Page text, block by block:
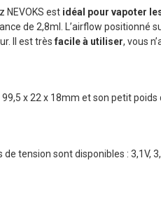
NEVOKS est idéal pour vapoter
de 2,8ml. L’airflow positionné
Il est très facile à utiliser, vous
x 22 x 18mm et son petit
tension sont disponibles : 3,1V,